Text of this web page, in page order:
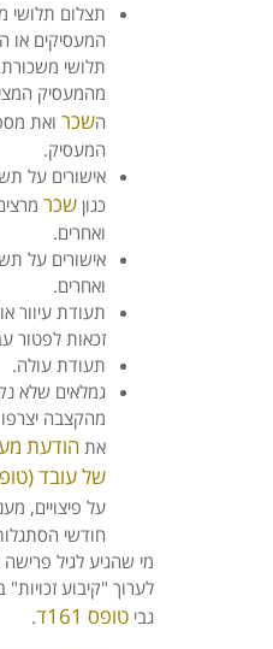
תצלום תלושי
המעסיקים או
תלושי
מהמעסיק
השכר ואת
המעסיק.
אישורים על
כגון שכר
ואחרים.
אישורים על
ואחרים.
תעודת עיוור
זכאות לפטור
תעודת עולה.
גמלאים שלא
מהקצבה
את הודעת
של עובד (טופס
על פיצויים,
חודשי
לערוך "קיבוע
גבי טופס 161ד .